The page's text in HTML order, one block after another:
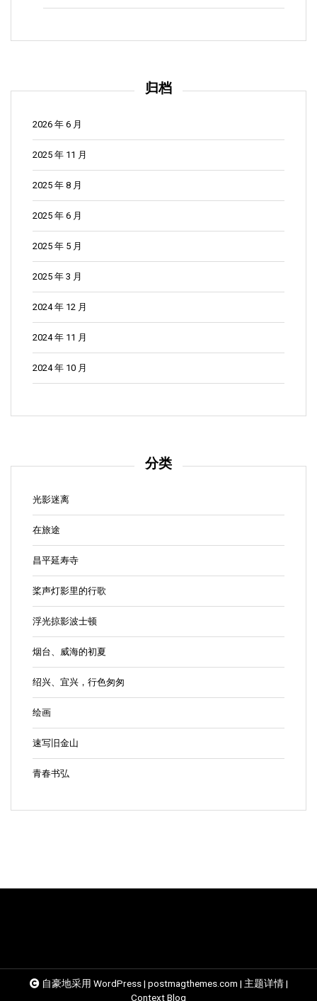
归档
2026 年 6 月
2025 年 11 月
2025 年 8 月
2025 年 6 月
2025 年 5 月
2025 年 3 月
2024 年 12 月
2024 年 11 月
2024 年 10 月
分类
光影迷离
在旅途
昌平延寿寺
桨声灯影里的行歌
浮光掠影波士顿
烟台、威海的初夏
绍兴、宜兴，行色匆匆
绘画
速写旧金山
青春书弘
自豪地采用 WordPress| postmagthemes.com | 主题详情|
Context Blog